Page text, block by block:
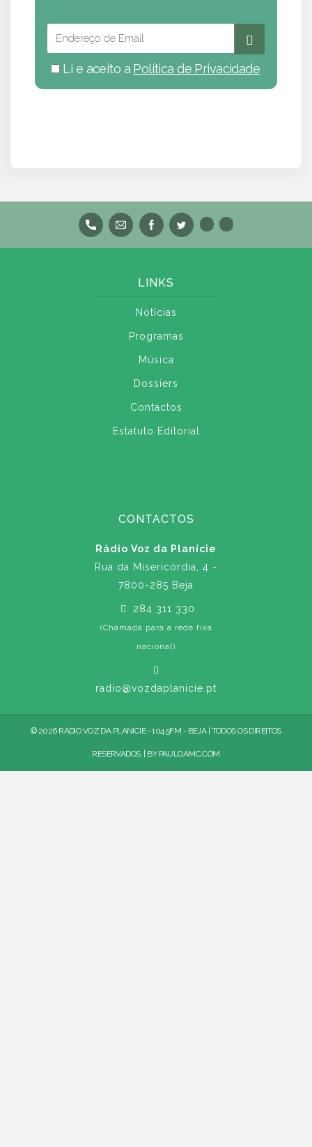
Li e aceito a Política de Privacidade
LINKS
Notícias
Programas
Música
Dossiers
Contactos
Estatuto Editorial
CONTACTOS
Rádio Voz da Planície
Rua da Misericórdia, 4 -
7800-285 Beja
284 311 330
(Chamada para a rede fixa
nacional)
radio@vozdaplanicie.pt
© 2026 RÁDIO VOZ DA PLANÍCIE - 104.5FM - BEJA | TODOS OS DIREITOS
RESERVADOS. | BY PAULOAMC.COM